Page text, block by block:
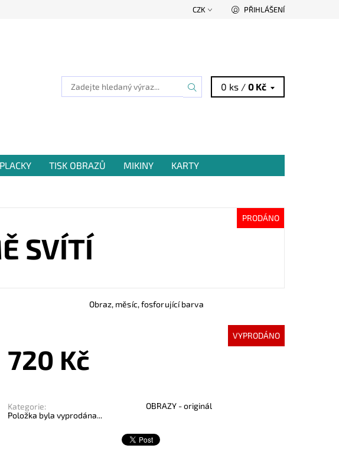
CZK PŘIHLÁŠENÍ
0 ks /0 Kč
PLACKY TISK OBRAZŮ MIKINY KARTY
PRODÁNO
SVÍTÍ
Obraz, měsíc, fosforující barva
VYPRODÁNO
720 Kč
Kategorie:
OBRAZY - originál
Položka byla vyprodána...